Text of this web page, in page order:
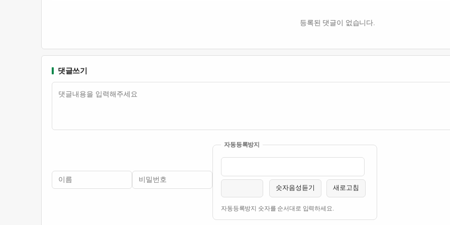
등록된 댓글이 없습니다.
댓글쓰기
이름 필수
비밀번호
자동등록방지
숫자음성듣기 새로고침
자동등록방지 숫자를 순서대로 입력하세요.